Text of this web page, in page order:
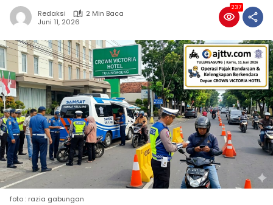
Redaksi
2 Min Baca
Juni 11, 2026
237
foto : razia gabungan